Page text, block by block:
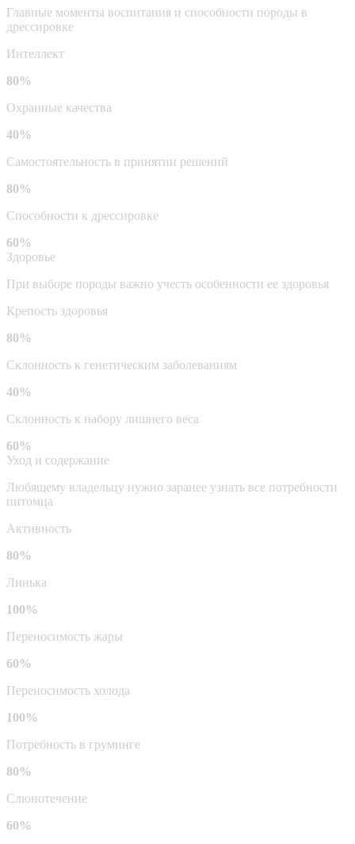
Главные моменты воспитания и способности породы в
дрессировке
Интеллект
80%
Охранные качества
40%
Самостоятельность в принятии решений
80%
Способности к дрессировке
60%
Здоровье
При выборе породы важно учесть особенности ее здоровья
Крепость здоровья
80%
Склонность к генетическим заболеваниям
40%
Склонность к набору лишнего веса
60%
Уход и содержание
Любящему владельцу нужно заранее узнать все потребности
питомца
Активность
80%
Линька
100%
Переносимость жары
60%
Переносимость холода
100%
Потребность в груминге
80%
Слюнотечение
60%